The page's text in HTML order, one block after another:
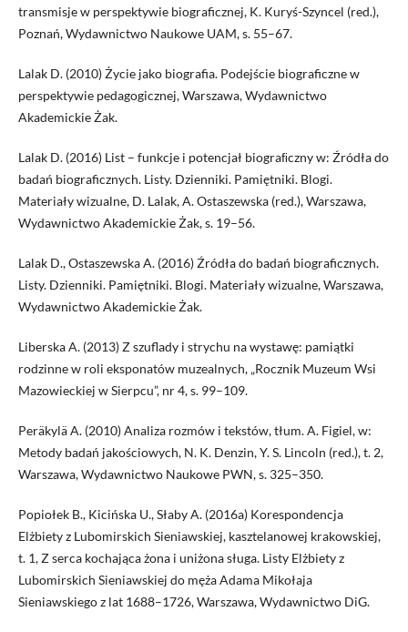
transmisje w perspektywie biograficznej, K. Kuryś-Szyncel (red.),
Poznań, Wydawnictwo Naukowe UAM, s. 55–67.
Lalak D. (2010) Życie jako biografia. Podejście biograficzne w
perspektywie pedagogicznej, Warszawa, Wydawnictwo
Akademickie Żak.
Lalak D. (2016) List – funkcje i potencjał biograﬁczny w: Źródła do
badań biograficznych. Listy. Dzienniki. Pamiętniki. Blogi.
Materiały wizualne, D. Lalak, A. Ostaszewska (red.), Warszawa,
Wydawnictwo Akademickie Żak, s. 19–56.
Lalak D., Ostaszewska A. (2016) Źródła do badań biograficznych.
Listy. Dzienniki. Pamiętniki. Blogi. Materiały wizualne, Warszawa,
Wydawnictwo Akademickie Żak.
Liberska A. (2013) Z szuflady i strychu na wystawę: pamiątki
rodzinne w roli eksponatów muzealnych, „Rocznik Muzeum Wsi
Mazowieckiej w Sierpcu”, nr 4, s. 99–109.
Peräkylä A. (2010) Analiza rozmów i tekstów, tłum. A. Figiel, w:
Metody badań jakościowych, N. K. Denzin, Y. S. Lincoln (red.), t. 2,
Warszawa, Wydawnictwo Naukowe PWN, s. 325–350.
Popiołek B., Kicińska U., Słaby A. (2016a) Korespondencja
Elżbiety z Lubomirskich Sieniawskiej, kasztelanowej krakowskiej,
t. 1, Z serca kochająca żona i uniżona sługa. Listy Elżbiety z
Lubomirskich Sieniawskiej do męża Adama Mikołaja
Sieniawskiego z lat 1688–1726, Warszawa, Wydawnictwo DiG.